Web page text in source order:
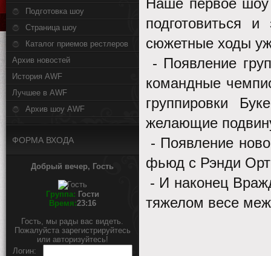
Подготовка шоу
Страница шоу
Каталог приемов рестлеров
Архив новостей
История AWF
Лучшее в AWF
Архив шоу AWF
ФОРМА ВХОДА
Добрый вечер, Гость
Группа: Гости
Время:23:16
Гость, мы рады вас видеть.
Пожалуйста зарегистрируйтесь
или авторизуйтесь!
Логин:
Наше первое
подготовиться
сюжетные ходы
- Появление
командные
группировки
желающие
- Появление
фьюд с Рэнди
- И наконец
тяжелом весе